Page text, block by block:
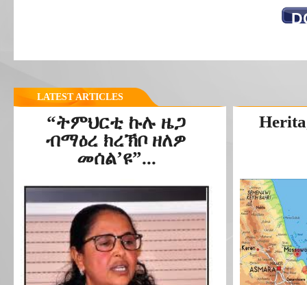
LATEST ARTICLES
“ትምህርቲ ኩሉ ዜጋ
ብማዕረ ክረኽቦ ዘለዎ
መሰል’ዩ”...